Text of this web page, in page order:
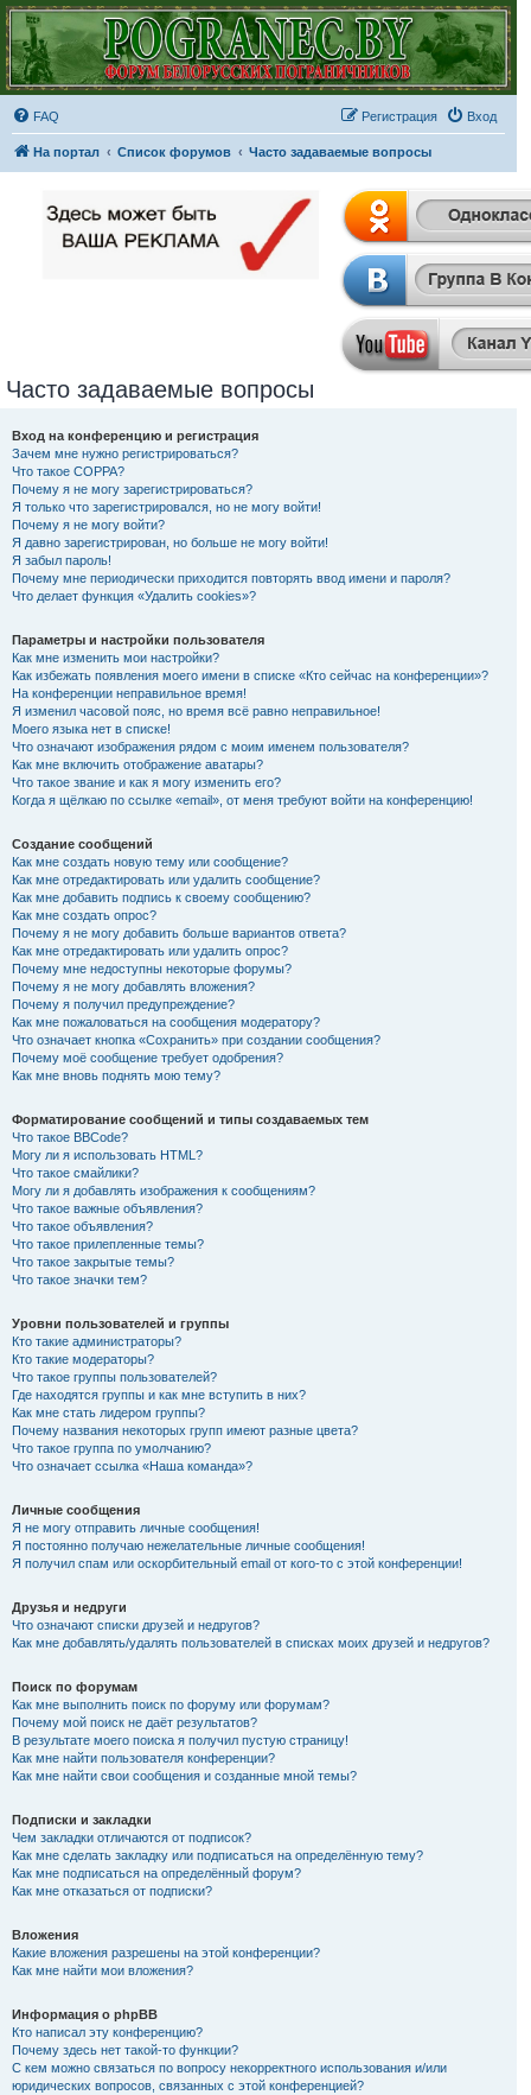
FAQ Вход
Регистрация
На портал Список форумов Часто задаваемые вопросы
Часто задаваемые вопросы
Вход на конференцию и регистрация
Зачем мне нужно регистрироваться?
Что такое COPPA?
Почему я не могу зарегистрироваться?
Я только что зарегистрировался, но не могу войти!
Почему я не могу войти?
Я давно зарегистрирован, но больше не могу войти!
Я забыл пароль!
Почему мне периодически приходится повторять ввод имени и пароля?
Что делает функция «Удалить cookies»?
Параметры и настройки пользователя
Как мне изменить мои настройки?
Как избежать появления моего имени в списке «Кто сейчас на конференции»?
На конференции неправильное время!
Я изменил часовой пояс, но время всё равно неправильное!
Моего языка нет в списке!
Что означают изображения рядом с моим именем пользователя?
Как мне включить отображение аватары?
Что такое звание и как я могу изменить его?
Когда я щёлкаю по ссылке «email», от меня требуют войти на конференцию!
Создание сообщений
Как мне создать новую тему или сообщение?
Как мне отредактировать или удалить сообщение?
Как мне добавить подпись к своему сообщению?
Как мне создать опрос?
Почему я не могу добавить больше вариантов ответа?
Как мне отредактировать или удалить опрос?
Почему мне недоступны некоторые форумы?
Почему я не могу добавлять вложения?
Почему я получил предупреждение?
Как мне пожаловаться на сообщения модератору?
Что означает кнопка «Сохранить» при создании сообщения?
Почему моё сообщение требует одобрения?
Как мне вновь поднять мою тему?
Форматирование сообщений и типы создаваемых тем
Что такое BBCode?
Могу ли я использовать HTML?
Что такое смайлики?
Могу ли я добавлять изображения к сообщениям?
Что такое важные объявления?
Что такое объявления?
Что такое прилепленные темы?
Что такое закрытые темы?
Что такое значки тем?
Уровни пользователей и группы
Кто такие администраторы?
Кто такие модераторы?
Что такое группы пользователей?
Где находятся группы и как мне вступить в них?
Как мне стать лидером группы?
Почему названия некоторых групп имеют разные цвета?
Что такое группа по умолчанию?
Что означает ссылка «Наша команда»?
Личные сообщения
Я не могу отправить личные сообщения!
Я постоянно получаю нежелательные личные сообщения!
Я получил спам или оскорбительный email от кого-то с этой конференции!
Друзья и недруги
Что означают списки друзей и недругов?
Как мне добавлять/удалять пользователей в списках моих друзей и недругов?
Поиск по форумам
Как мне выполнить поиск по форуму или форумам?
Почему мой поиск не даёт результатов?
В результате моего поиска я получил пустую страницу!
Как мне найти пользователя конференции?
Как мне найти свои сообщения и созданные мной темы?
Подписки и закладки
Чем закладки отличаются от подписок?
Как мне сделать закладку или подписаться на определённую тему?
Как мне подписаться на определённый форум?
Как мне отказаться от подписки?
Вложения
Какие вложения разрешены на этой конференции?
Как мне найти мои вложения?
Информация о phpBB
Кто написал эту конференцию?
Почему здесь нет такой-то функции?
С кем можно связаться по вопросу некорректного использования и/или
юридических вопросов, связанных с этой конференцией?